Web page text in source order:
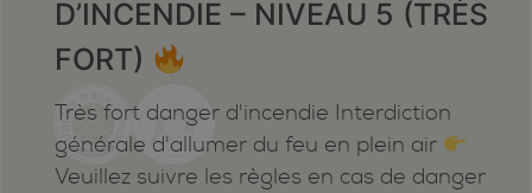
D’INCENDIE – NIVEAU 5 (TRÈS
FORT)
Très fort danger d'incendie Interdiction
générale d'allumer du feu en plein air
Veuillez suivre les règles en cas de danger